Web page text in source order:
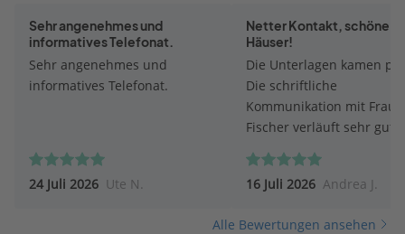
Sehr angenehmes und
informatives Telefonat.
Sehr angenehmes und
informatives Telefonat.
24 Juli 2026 Ute N.
Netter Kontakt, schöne
Häuser!
Die Unterlagen kamen
Die schriftliche
Kommunikation mit Frau
Fischer verläuft sehr gut.
auf Fragen.
16 Juli 2026 Andrea J.
Alle Bewertungen ansehen